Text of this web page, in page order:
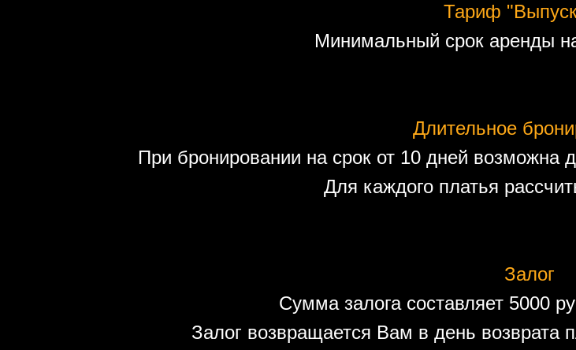
Тариф
Минимальный срок аренды
Длительное
При бронировании на срок от 10 дней возможна
Для каждого платья
Залог
Сумма залога составляет 5000
Залог возвращается Вам в день возврата